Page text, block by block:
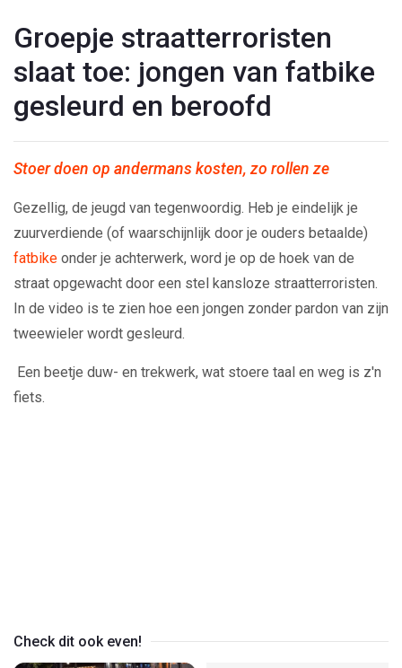
Groepje straatterroristen
slaat toe: jongen van fatbike
gesleurd en beroofd
Stoer doen op andermans kosten, zo rollen ze
Gezellig, de jeugd van tegenwoordig. Heb je eindelijk je
zuurverdiende (of waarschijnlijk door je ouders betaalde)
fatbike onder je achterwerk, word je op de hoek van de
straat opgewacht door een stel kansloze straatterroristen.
In de video is te zien hoe een jongen zonder pardon van zijn
tweewieler wordt gesleurd.
Een beetje duw- en trekwerk, wat stoere taal en weg is z'n
fiets.
Check dit ook even!